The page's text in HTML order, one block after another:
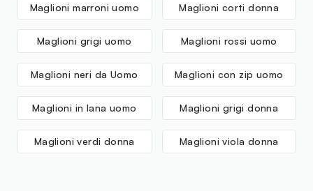
Maglioni marroni uomo Maglioni corti donna
Maglioni grigi uomo Maglioni rossi uomo
Maglioni neri da Uomo Maglioni con zip uomo
Maglioni in lana uomo Maglioni grigi donna
Maglioni verdi donna Maglioni viola donna